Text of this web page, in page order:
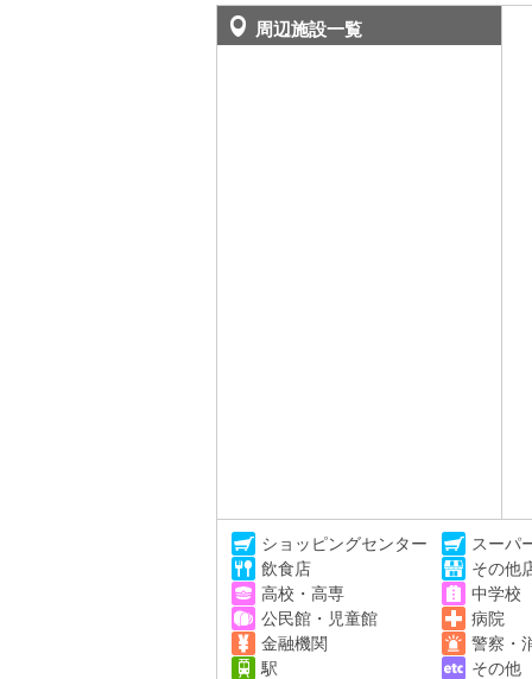
周辺施設一覧
ショッピングセンター
スーパ
飲食店
その他
高校・高専
中学校
公民館・児童館
病院
金融機関
警察・
駅
その他